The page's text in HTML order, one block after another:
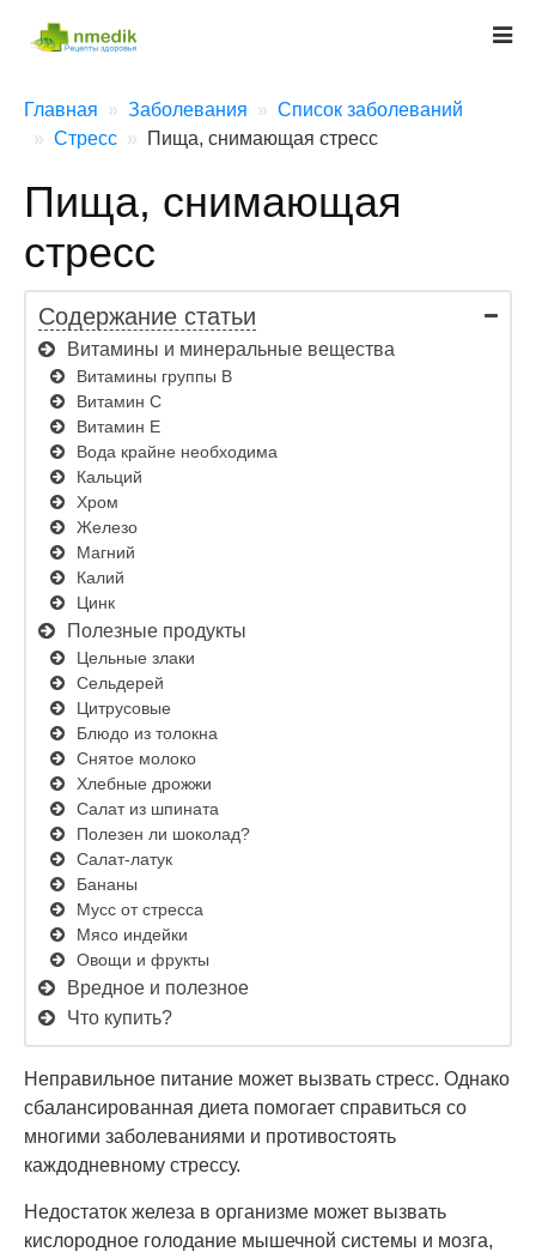
Главная Заболевания
Список заболеваний
Стресс
Пища, снимающая стресс
Пища, снимающая
стресс
Содержание статьи
Витамины и минеральные вещества
Витамины группы B
Витамин C
Витамин E
Вода крайне необходима
Кальций
Хром
Железо
Магний
Калий
Цинк
Полезные продукты
Цельные злаки
Сельдерей
Цитрусовые
Блюдо из толокна
Снятое молоко
Хлебные дрожжи
Салат из шпината
Полезен ли шоколад?
Салат-латук
Бананы
Мусс от стресса
Мясо индейки
Овощи и фрукты
Вредное и полезное
Что купить?
Неправильное питание может вызвать стресс. Однако
сбалансированная диета помогает справиться со
многими заболеваниями и противостоять
каждодневному стрессу.
Недостаток железа в организме может вызвать
кислородное голодание мышечной системы и мозга,